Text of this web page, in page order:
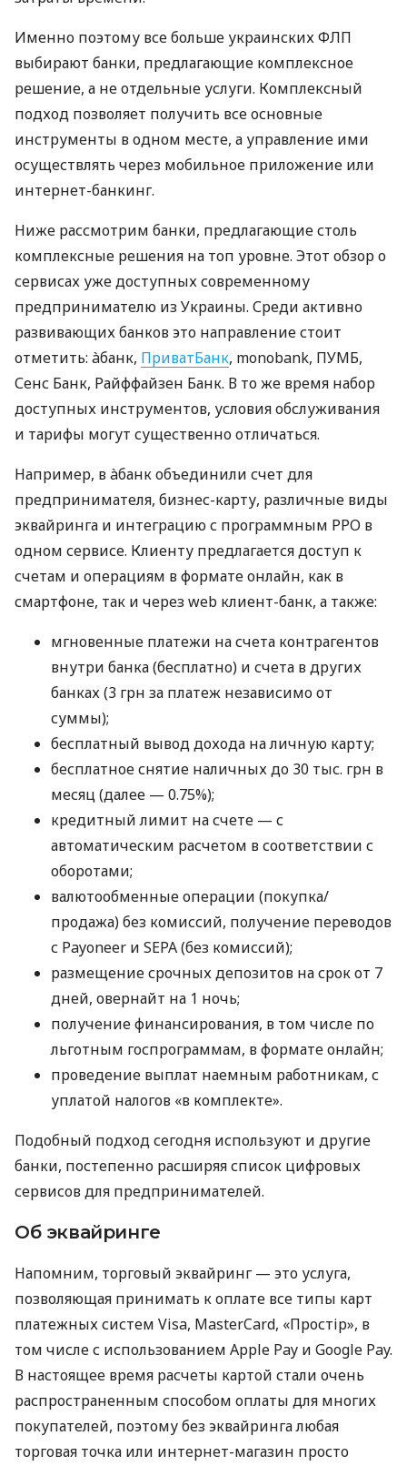
Именно поэтому все больше украинских ФЛП
выбирают банки, предлагающие комплексное
решение, а не отдельные услуги. Комплексный
подход позволяет получить все основные
инструменты в одном месте, а управление ими
осуществлять через мобильное приложение или
интернет-банкинг.
Ниже рассмотрим банки, предлагающие столь
комплексные решения на топ уровне. Этот обзор о
сервисах уже доступных современному
предпринимателю из Украины. Среди активно
развивающих банков это направление стоит
отметить: àбанк, ПриватБанк, monobank, ПУМБ,
Сенс Банк, Райффайзен Банк. В то же время набор
доступных инструментов, условия обслуживания
и тарифы могут существенно отличаться.
Например, в àбанк объединили счет для
предпринимателя, бизнес-карту, различные виды
эквайринга и интеграцию с программным РРО в
одном сервисе. Клиенту предлагается доступ к
счетам и операциям в формате онлайн, как в
смартфоне, так и через web клиент-банк, а также:
мгновенные платежи на счета контрагентов
внутри банка (бесплатно) и счета в других
банках (3 грн за платеж независимо от
суммы);
бесплатный вывод дохода на личную карту;
бесплатное снятие наличных до 30 тыс. грн в
месяц (далее — 0.75%);
кредитный лимит на счете — с
автоматическим расчетом в соответствии с
оборотами;
валютообменные операции (покупка/
продажа) без комиссий, получение переводов
с Payoneer и SEPA (без комиссий);
размещение срочных депозитов на срок от 7
дней, овернайт на 1 ночь;
получение финансирования, в том числе по
льготным госпрограммам, в формате онлайн;
проведение выплат наемным работникам, с
уплатой налогов «в комплекте».
Подобный подход сегодня используют и другие
банки, постепенно расширяя список цифровых
сервисов для предпринимателей.
Об эквайринге
Напомним, торговый эквайринг — это услуга,
позволяющая принимать к оплате все типы карт
платежных систем Visa, MasterCard, «Простір», в
том числе с использованием Apple Pay и Google Pay.
В настоящее время расчеты картой стали очень
распространенным способом оплаты для многих
покупателей, поэтому без эквайринга любая
торговая точка или интернет-магазин просто